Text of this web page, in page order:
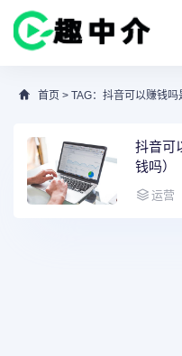
首页 > TAG：抖音可以赚钱吗
抖音可
钱吗）
运营